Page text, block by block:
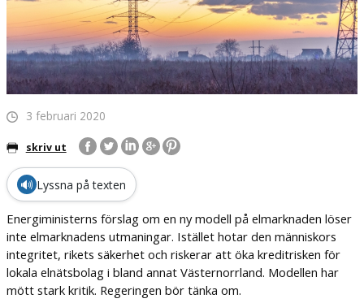
3 februari 2020
skriv ut
🔊 Lyssna på texten
Energiministerns förslag om en ny modell på elmarknaden löser
inte elmarknadens utmaningar. Istället hotar den människors
integritet, rikets säkerhet och riskerar att öka kreditrisken för
lokala elnätsbolag i bland annat Västernorrland. Modellen har
mött stark kritik. Regeringen bör tänka om.